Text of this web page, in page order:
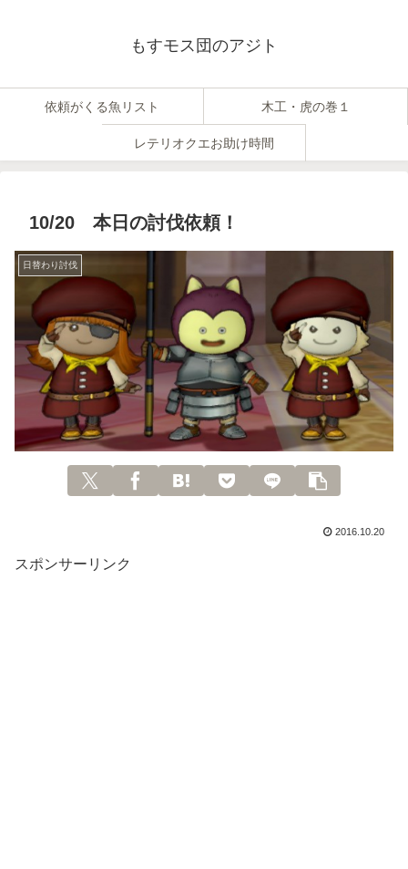
もすモス団のアジト
依頼がくる魚リスト 木工・虎の巻１
レテリオクエお助け時間
10/20 本日の討伐依頼！
日替わり討伐
2016.10.20
スポンサーリンク